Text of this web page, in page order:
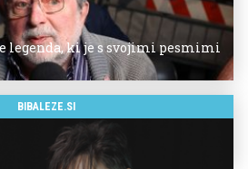
legenda, ki je s svojimi pesmimi
BIBALEZE.SI